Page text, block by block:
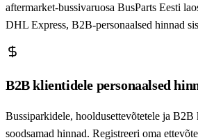
aftermarket-bussivaruosa BusParts Eesti
DHL Express, B2B-personaalsed hinnad
B2B klientidele personaalsed
Bussiparkidele, hooldusettevõtetele ja
soodsamad hinnad. Registreeri oma